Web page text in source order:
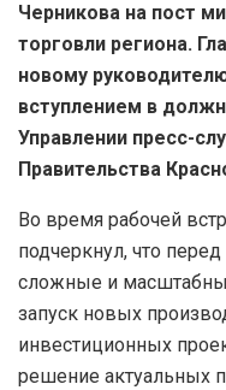
Черникова на пост
торговли региона.
новому
вступлением в
Управлении пресс-
Правительства
Во время рабочей
подчеркнул, что
сложные и
запуск новых
инвестиционных
решение актуальных